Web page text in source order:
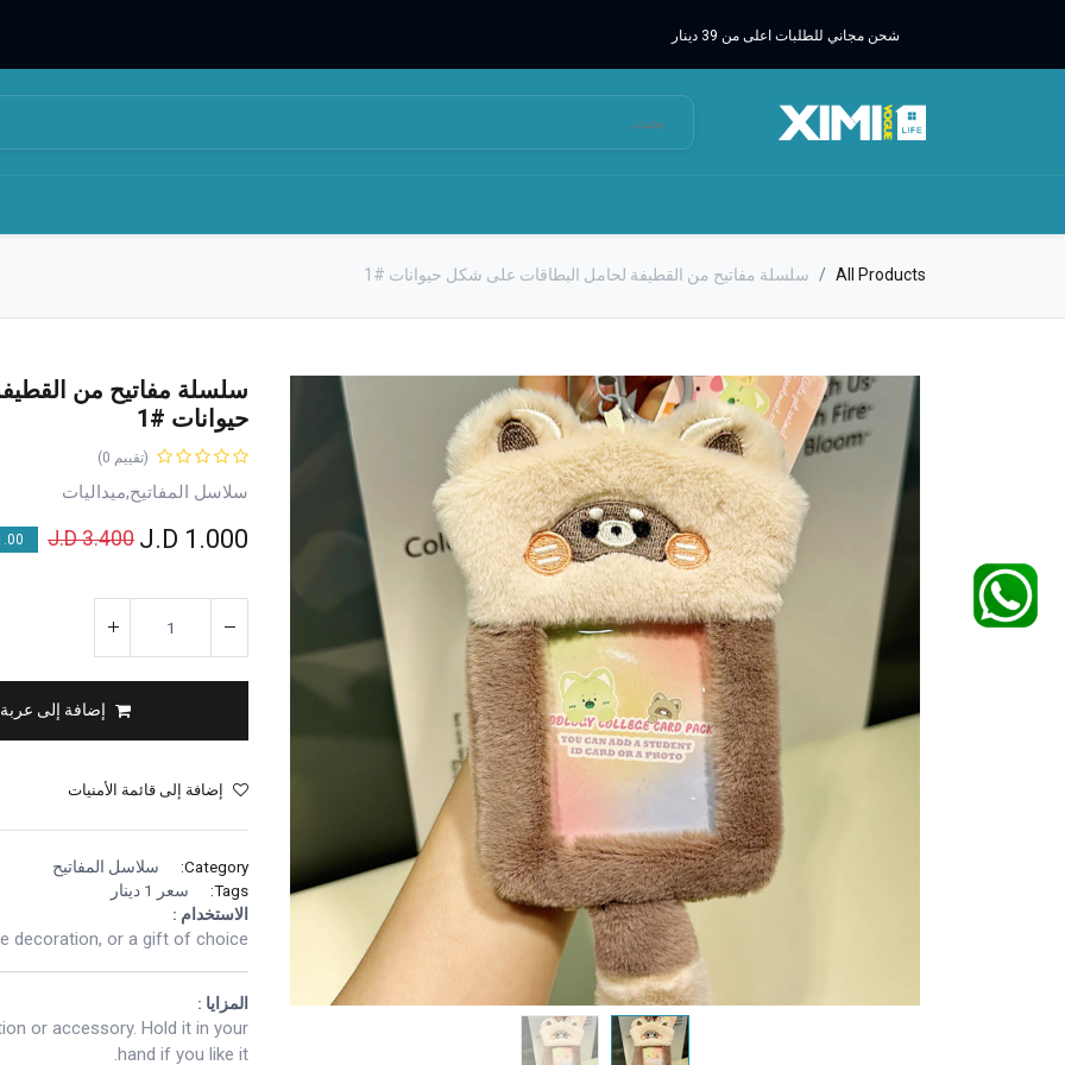
شحن مجاني للطلبات اعلى من 39 دينار
All Products سلسلة مفاتيح من القطيفة لحامل البطاقات على شكل حيوانات #1
سلسلة مفاتيح من
حيوانات #1
(تقييم 0)
سلاسل المفاتيح,ميداليات
1.000
3.400
J.D
% OFF
إضافة إلى
إضافة إلى قائمة الأمنيات
Category:
سلاسل المفاتيح
Tags:
سعر 1 دينار
الاستخدام :
decoration, or a gift of choice.
المزايا :
or accessory. Hold it in your
hand if you like it.